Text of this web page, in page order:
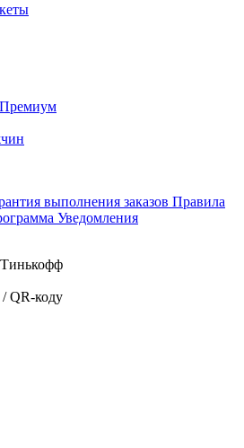
выполнения заказов Правила
Уведомления
QR-коду